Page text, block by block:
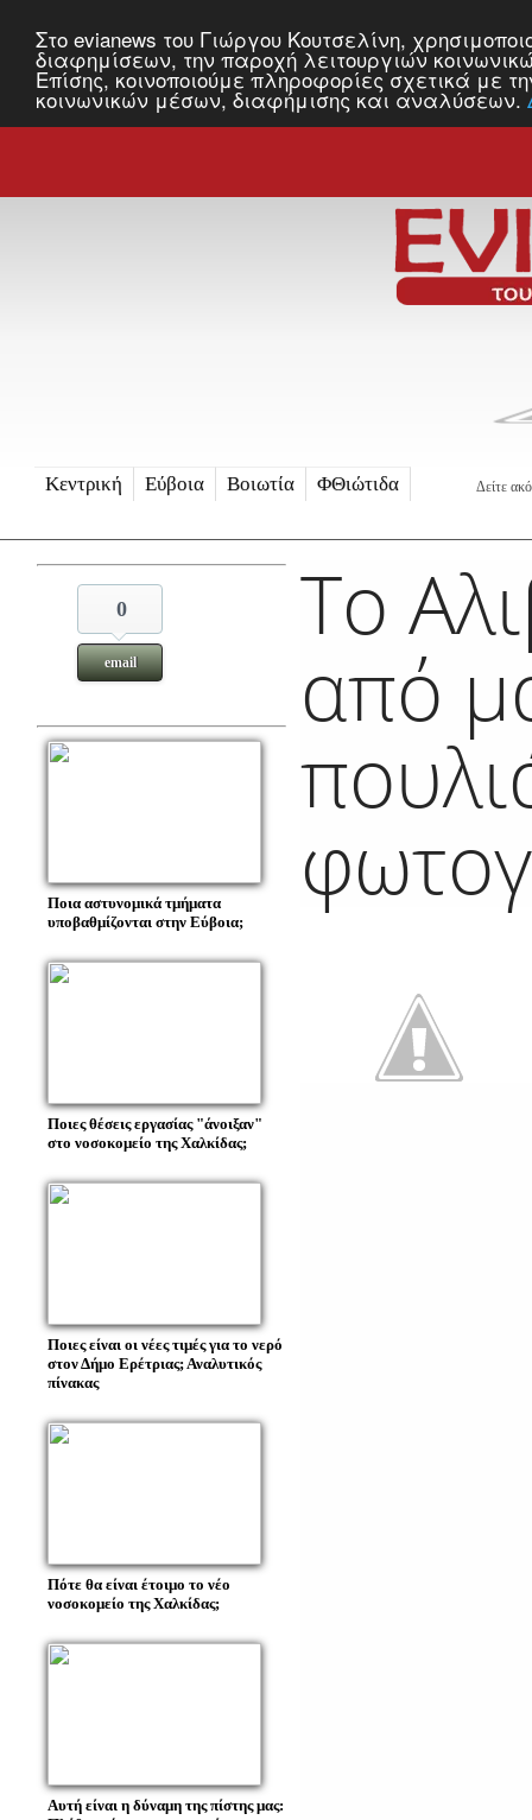
Στο evianews του Γιώργου Κουτσελίνη,
διαφημίσεων, την παροχή λειτουργιών
Επίσης, κοινοποιούμε πληροφορίες σχετικά με
κοινωνικών μέσων, διαφήμισης και αναλύσεων.
Ακολουθήστε μας στο:
Τελευταία ενημέρωση:
Τετάρτη, 31 Αυγούστου 2016,
Κεντρική Εύβοια Βοιωτία ΦΘιώτιδα Δείτε
0
email
Ποια αστυνομικά τμήματα
υποβαθμίζονται στην Εύβοια;
Ποιες θέσεις εργασίας "άνοιξαν"
στο νοσοκομείο της Χαλκίδας;
Ποιες είναι οι νέες τιμές για το νερό
στον Δήμο Ερέτριας; Αναλυτικός
πίνακας
Πότε θα είναι έτοιμο το νέο
νοσοκομείο της Χαλκίδας;
Αυτή είναι η δύναμη της πίστης μας:
Το
από